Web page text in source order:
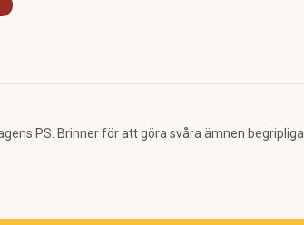
PS. Brinner för att göra svåra ämnen begripliga.